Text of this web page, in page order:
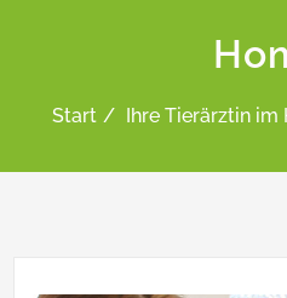
Start Ihre Tierärztin im